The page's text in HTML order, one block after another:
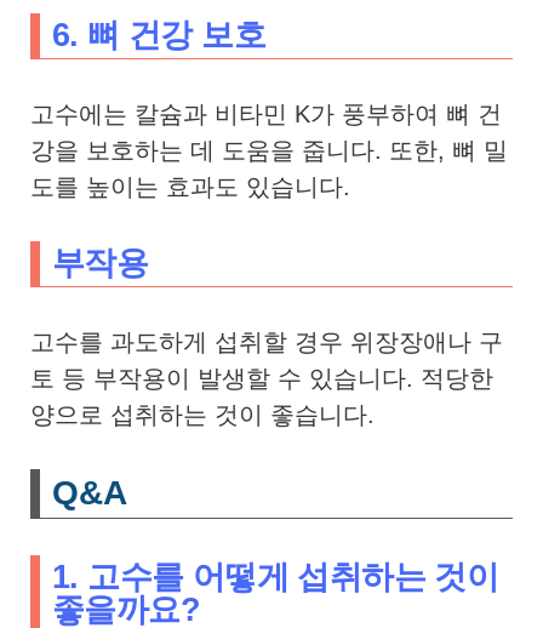
6. 뼈 건강 보호
고수에는 칼슘과 비타민 K가 풍부하여 뼈 건
강을 보호하는 데 도움을 줍니다. 또한, 뼈 밀
도를 높이는 효과도 있습니다.
부작용
고수를 과도하게 섭취할 경우 위장장애나 구
토 등 부작용이 발생할 수 있습니다. 적당한
양으로 섭취하는 것이 좋습니다.
Q&A
1. 고수를 어떻게 섭취하는 것이
좋을까요?